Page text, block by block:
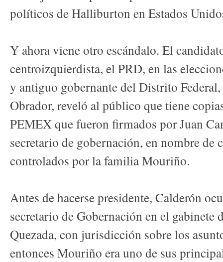
políticos de Halliburton en Estados
Y ahora viene otro escándalo. El
centroizquierdista, el PRD, en las
y antiguo gobernante del Distrito
Obrador, reveló al público que tiene
PEMEX que fueron firmados por Juan
secretario de gobernación, en nombre de
controlados por la familia Mouriño.
Antes de hacerse presidente, Calderón
secretario de Gobernación en el gabinete
Quezada, con jurisdicción sobre los
entonces Mouriño era uno de sus